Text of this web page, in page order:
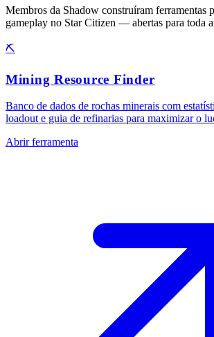
Membros da Shadow construíram ferramentas
gameplay no Star Citizen — abertas para toda
⛏️
Mining Resource Finder
Banco de dados de rochas minerais com
loadout e guia de refinarias para maximizar o
Abrir ferramenta